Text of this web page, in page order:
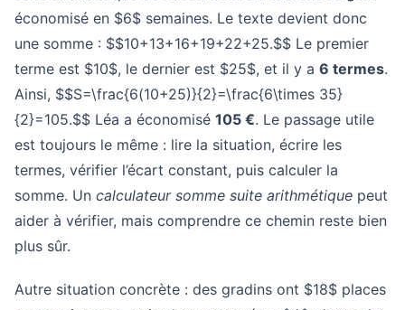
économisé en $6$ semaines. Le texte devient donc
une somme : $$10+13+16+19+22+25.$$ Le premier
terme est $10$, le dernier est $25$, et il y a 6 termes.
Ainsi, $$S=\frac{6(10+25)}{2}=\frac{6\times 35}
{2}=105.$$ Léa a économisé 105 €. Le passage utile
est toujours le même : lire la situation, écrire les
termes, vérifier l’écart constant, puis calculer la
somme. Un calculateur somme suite arithmétique peut
aider à vérifier, mais comprendre ce chemin reste bien
plus sûr.
Autre situation concrète : des gradins ont $18$ places